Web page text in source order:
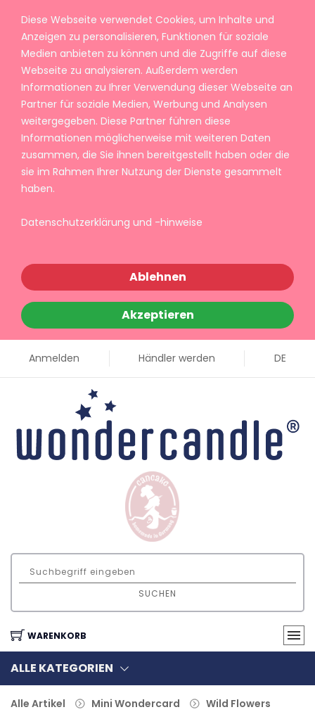
Diese Webseite verwendet Cookies, um Inhalte und
Anzeigen zu personalisieren, Funktionen für soziale
Medien anbieten zu können und die Zugriffe auf diese
Webseite zu analysieren. Außerdem werden
Informationen zu Ihrer Verwendung dieser Webseite an
Partner für soziale Medien, Werbung und Analysen
weitergegeben. Diese Partner führen diese
Informationen möglicherweise mit weiteren Daten
zusammen, die Sie ihnen bereitgestellt haben oder die
sie im Rahmen Ihrer Nutzung der Dienste gesammelt
haben.
Datenschutzerklärung und -hinweise
Ablehnen
Akzeptieren
Anmelden Händler werden DE
SUCHEN
WARENKORB
ALLE KATEGORIEN
Alle Artikel Mini Wondercard Wild Flowers